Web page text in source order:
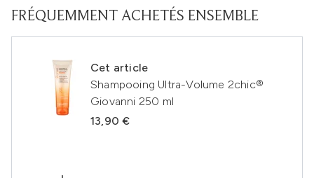
FRÉQUEMMENT ACHETÉS ENSEMBLE
Cet article
Shampooing Ultra-Volume 2chic®
Giovanni 250 ml
13,90 €